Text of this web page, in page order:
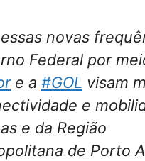
novas
Federal por
e a #GOL visam
e
e da Região
de Porto